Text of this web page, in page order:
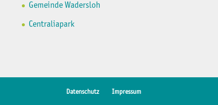
Gemeinde Wadersloh
Centraliapark
Datenschutz Impressum